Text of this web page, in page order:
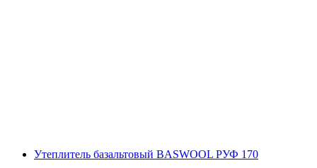
Утеплитель базальтовый BASWOOL РУФ 170